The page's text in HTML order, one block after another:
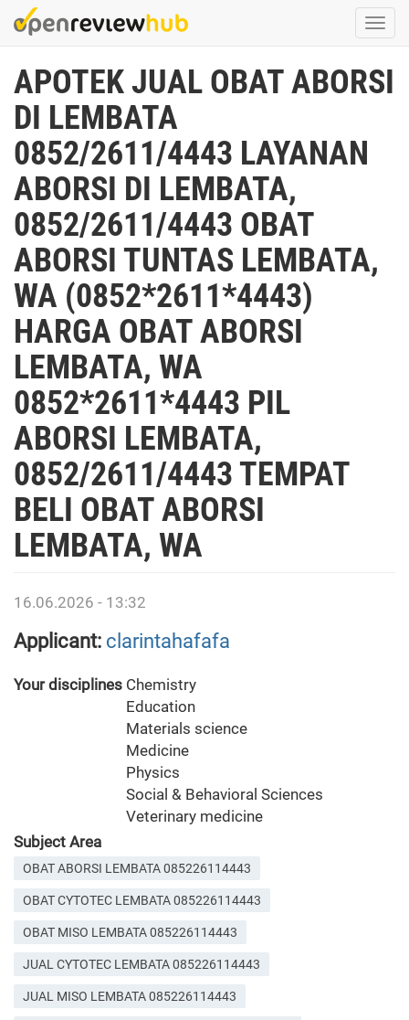
Skip
to
content
APOTEK JUAL OBAT ABORSI
DI LEMBATA
0852/2611/4443 LAYANAN
ABORSI DI LEMBATA,
0852/2611/4443 OBAT
ABORSI TUNTAS LEMBATA,
WA (0852*2611*4443)
HARGA OBAT ABORSI
LEMBATA, WA
0852*2611*4443 PIL
ABORSI LEMBATA,
0852/2611/4443 TEMPAT
BELI OBAT ABORSI
LEMBATA, WA
16.06.2026 - 13:32
Applicant: clarintahafafa
Your disciplines Chemistry
Education
Materials science
Medicine
Physics
Social & Behavioral Sciences
Veterinary medicine
Subject Area
OBAT ABORSI LEMBATA 085226114443
OBAT CYTOTEC LEMBATA 085226114443
OBAT MISO LEMBATA 085226114443
JUAL CYTOTEC LEMBATA 085226114443
JUAL MISO LEMBATA 085226114443